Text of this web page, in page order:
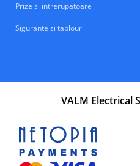
Prize si intrerupatoare
Sigurante si tablouri
VALM Electrical